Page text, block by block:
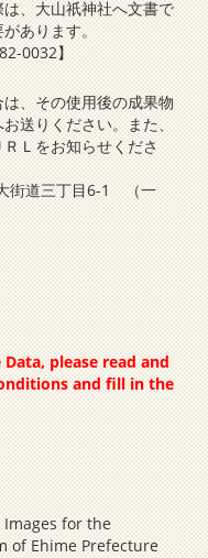
、大山祇神社へ文書で
あります。
0032】
、その使用後の成果物
送りください。また、
Ｌをお知らせくださ
街道三丁目6-1 （一
please read and
and fill in the
for the
of Ehime Prefecture